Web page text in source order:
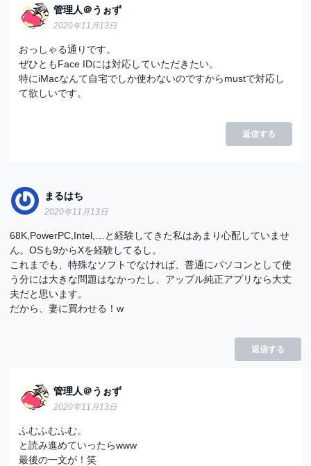
管理人＠うぉず
2020年11月13日
おっしゃる通りです。
ぜひともFace IDには対応していただきたい。
特にiMacなんて自宅でしか使わないのですからmustで対応し
て欲しいです。
返信する
まるはち
2020年11月13日
‪68K,PowerPC,Intel,…と経験してきた私はあまり心配していませ
ん。OSも9からXを経験してるし。
これまでも、特殊なソフトでなければ、普通にパソコンとして使
う分には‬大きな問題はなかったし、アップル純正アプリなら大丈
夫だと思います。
だから、妻に買わせる！w
返信する
管理人＠うぉず
2020年11月13日
ふむふむふむ。
と読み進めていったらwww
最後の一文が！笑